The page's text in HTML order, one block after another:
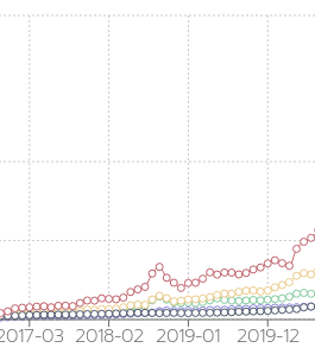
03 2018-02 2019-01 2019-12